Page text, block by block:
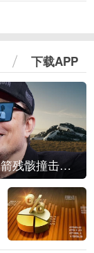
下载APP
SpaceX火箭残骸撞击月球